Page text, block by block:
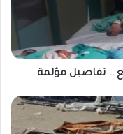
.. تفاصيل مؤلمة